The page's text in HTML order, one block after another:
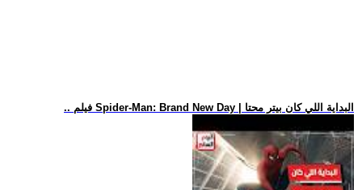
.. فيلم Spider-Man: Brand New Day | البداية اللي كان بيتر محتا